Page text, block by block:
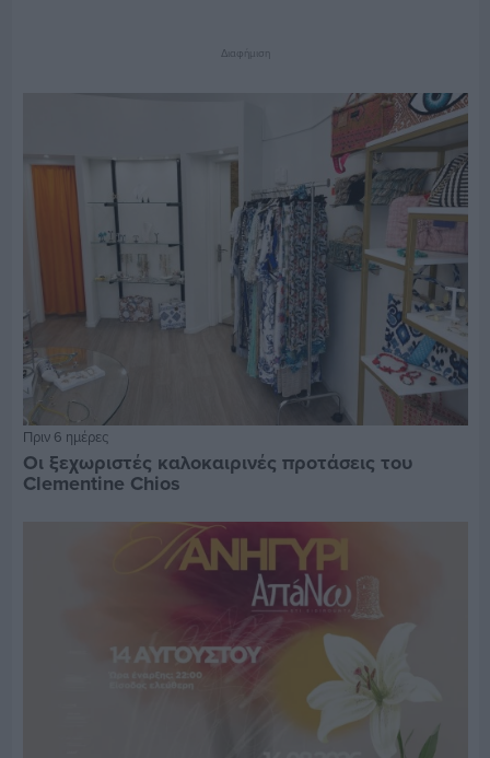
Διαφήμιση
Πριν 6 ημέρες
Οι ξεχωριστές καλοκαιρινές προτάσεις του
Clementine Chios